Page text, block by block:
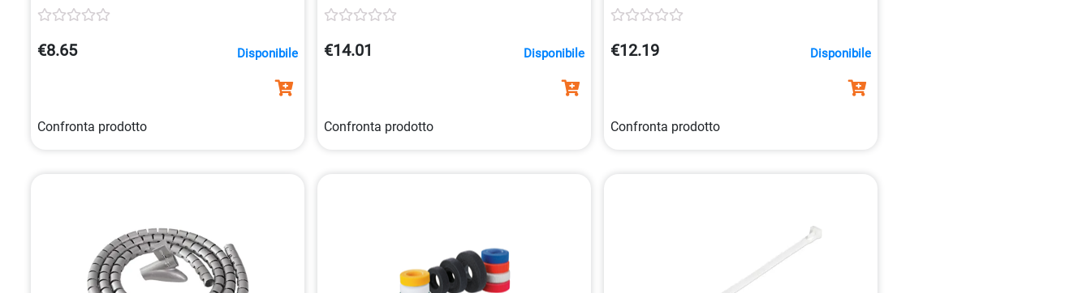
autobloccanti e omologate 94V-2/UL,
disponibili in confezioni da 100 pezzi nel
colore bianco.
€8.65 Disponibile
Confronta prodotto
confezione contiene 100 pezzi di
fermacavoda 12 cm, colore nero.
€14.01 Disponibile
Confronta prodotto
fermacavo
in nylon sono autobloccanti e
riutilizzabili, garantendo un uso sicuro e
facile. Omologate 94V-2/UL, disponibili in
€12.19 Disponibile
Confronta prodotto